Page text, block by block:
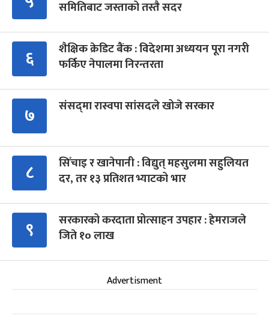
समितिबाट जस्ताको तस्तै सदर
६
शैक्षिक क्रेडिट बैंक : विदेशमा अध्ययन पूरा नगरी
फर्किए नेपालमा निरन्तरता
७ संसद्‍मा रास्वपा सांसदले खोजे सरकार
८
सिँचाइ र खानेपानी : विद्युत् महसुलमा सहुलियत
दर, तर १३ प्रतिशत भ्याटको भार
९
सरकारको करदाता प्रोत्साहन उपहार : हेमराजले
जिते १० लाख
Advertisment